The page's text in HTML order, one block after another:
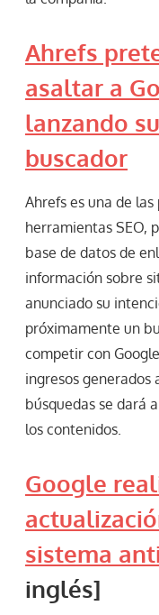
Ahrefs
asaltar a
lanzando
buscador
Ahrefs es una de
herramientas SEO,
base de datos de
información sobre
anunciado su
próximamente un
competir con
ingresos generados
búsquedas se dará
los contenidos.
Google
sistema
inglés]